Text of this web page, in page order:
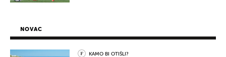
NOVAC
KAMO BI OTIŠLI?